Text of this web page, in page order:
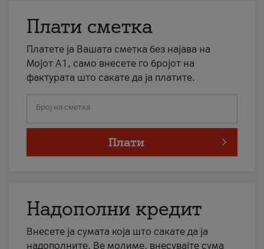
Плати сметка
Платете ја Вашата сметка без најава на
Мојот А1, само внесете го бројот на
фактурата што сакате да ја платите.
Број на сметка
Плати
Надополни кредит
Внесете ја сумата која што сакате да ја
надополните. Ве молиме, внесувајте сума